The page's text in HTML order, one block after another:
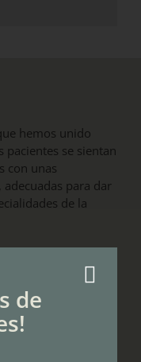
hemos unido
se sientan
con unas
adecuadas para dar
de la
de